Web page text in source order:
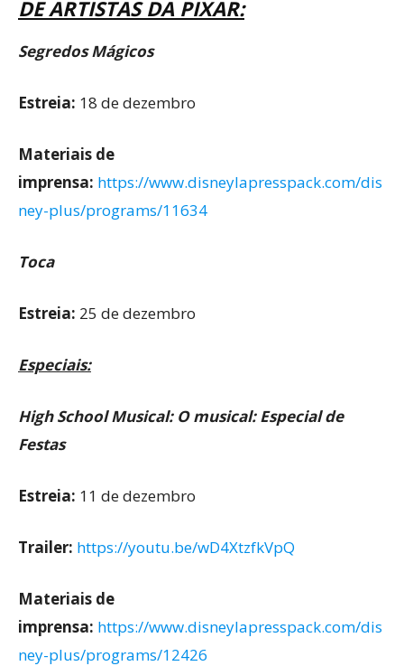
DE ARTISTAS DA PIXAR:
Segredos Mágicos
Estreia: 18 de dezembro
Materiais de
imprensa: https://www.disneylapresspack.com/dis
ney-plus/programs/11634
Toca
Estreia: 25 de dezembro
Especiais:
High School Musical: O musical: Especial de
Festas
Estreia: 11 de dezembro
Trailer: https://youtu.be/wD4XtzfkVpQ
Materiais de
imprensa: https://www.disneylapresspack.com/dis
ney-plus/programs/12426